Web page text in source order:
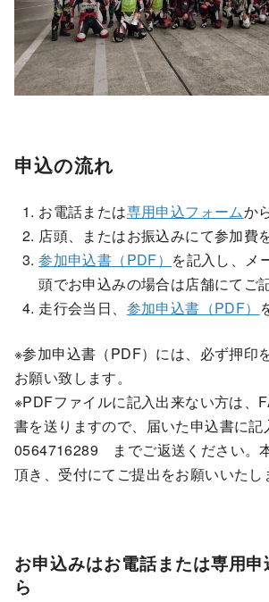
申込の流れ
お電話または専用申込フォームか
店頭、またはお振込みにて参加費
参加申込書（PDF） を記入し、メ
頭でお申込みの場合は店舗にてご
走行会当日、 参加申込書（PDF）
※参加申込書（PDF）には、必ず押印
お願い致します。
※PDFファイルに記入出来ない方は、
書を送りますので、届いた申込書に記
0564716289 までご返送ください。
頂き、受付にてご提出をお願いいたし
お申込みはお電話または専用
ら